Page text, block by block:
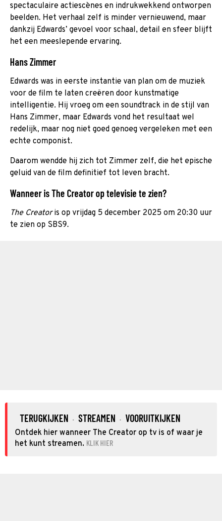
spectaculaire actiescènes en indrukwekkend ontworpen
beelden. Het verhaal zelf is minder vernieuwend, maar
dankzij Edwards’ gevoel voor schaal, detail en sfeer blijft
het een meeslepende ervaring.
Hans Zimmer
Edwards was in eerste instantie van plan om de muziek
voor de film te laten creëren door kunstmatige
intelligentie. Hij vroeg om een soundtrack in de stijl van
Hans Zimmer, maar Edwards vond het resultaat wel
redelijk, maar nog niet goed genoeg vergeleken met een
echte componist.
Daarom wendde hij zich tot Zimmer zelf, die het epische
geluid van de film definitief tot leven bracht.
Wanneer is The Creator op televisie te zien?
The Creatoris op vrijdag 5 december 2025 om 20:30 uur
te zien op SBS9.
TERUGKIJKEN · STREAMEN · VOORUITKIJKEN
Ontdek hier wanneer The Creator op tv is of waar je
het kunt streamen. KLIK HIER